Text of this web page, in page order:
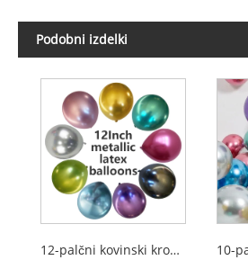
Podobni izdelki
12-palčni kovinski kromirani baloni iz lateksa